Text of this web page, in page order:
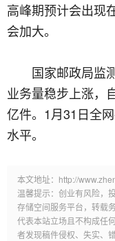
高峰期预计会出现
会加大。
国家邮政局监
业务量稳步上涨，
亿件。1月31日全
水平。
本文地址：http://
温馨提示：创业有风险，
存储空间服务平台，转载
代表本站立场且不构成任
者发现稿件侵权、失实、